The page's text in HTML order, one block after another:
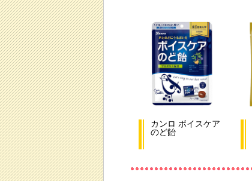
カンロ ボイスケア
のど飴